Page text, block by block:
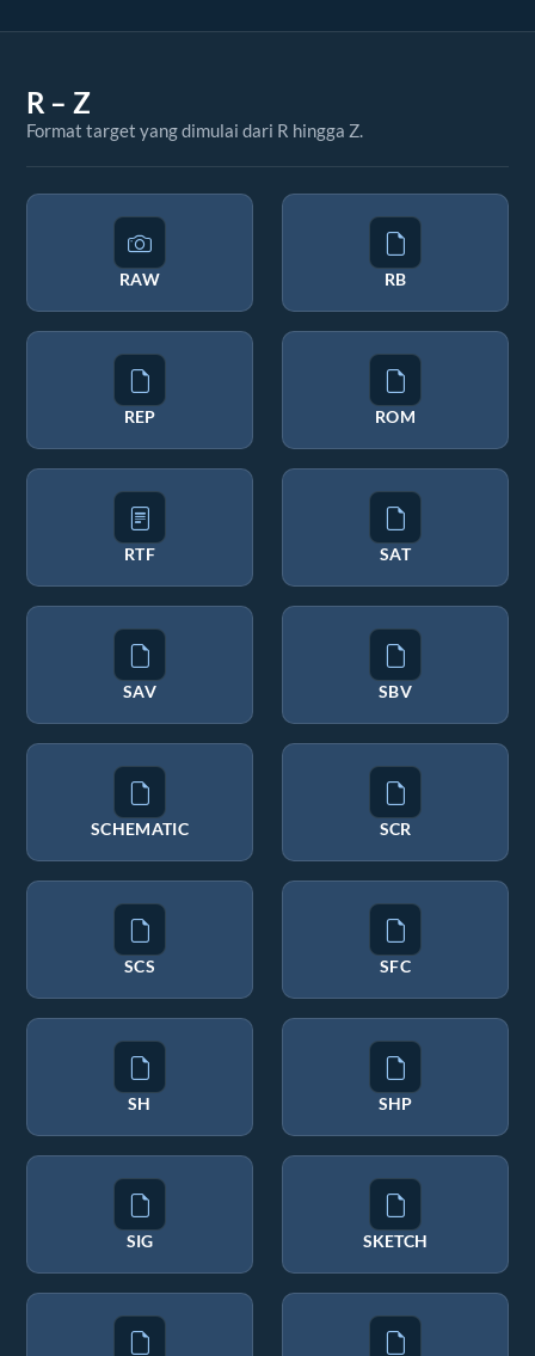
R – Z
Format target yang dimulai dari R hingga Z.
RAW RB
REP ROM
RTF SAT
SAV SBV
SCHEMATIC SCR
SCS SFC
SH SHP
SIG SKETCH